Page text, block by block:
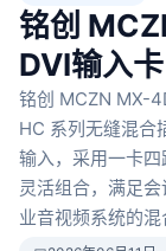
铭创
DVI输入卡
铭创 MCZN MX-
HC 系列无缝混合
输入，采用一卡
灵活组合，满足
业音视频系统的混